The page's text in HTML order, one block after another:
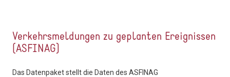
Verkehrsmeldungen zu geplanten Ereignissen
(ASFINAG)
Das Datenpaket stellt die Daten des ASFINAG